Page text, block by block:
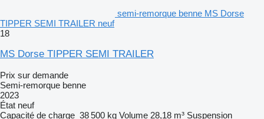
semi-remorque benne MS Dorse
TIPPER SEMI TRAILER neuf
18
MS Dorse TIPPER SEMI TRAILER
Prix sur demande
Semi-remorque benne
2023
État neuf
Capacité de charge 38 500 kg Volume 28,18 m³ Suspension